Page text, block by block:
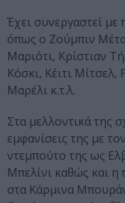
Έχει συνεργαστεί
όπως ο Ζούμπιν
Μαριότι, Κρίστιαν
Κόσκι, Κέιτι
Μαρέλι κ.τ.λ.
Στα μελλοντικά της
εμφανίσεις της με
ντεμπούτο της ως
Μπελίνι καθώς και
στα Κάρμινα